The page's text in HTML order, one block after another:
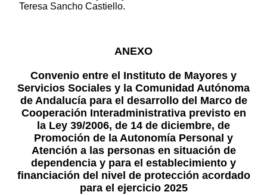
Teresa Sancho Castiello.
ANEXO
Convenio entre el Instituto de Mayores y
Servicios Sociales y la Comunidad Autónoma
de Andalucía para el desarrollo del Marco de
Cooperación Interadministrativa previsto en
la Ley 39/2006, de 14 de diciembre, de
Promoción de la Autonomía Personal y
Atención a las personas en situación de
dependencia y para el establecimiento y
financiación del nivel de protección acordado
para el ejercicio 2025